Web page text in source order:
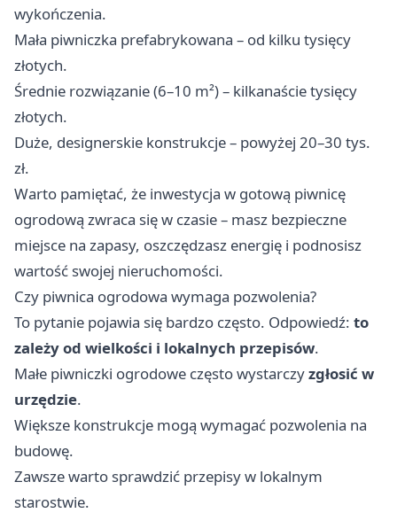
wykończenia.
Mała piwniczka prefabrykowana – od kilku tysięcy
złotych.
Średnie rozwiązanie (6–10 m²) – kilkanaście tysięcy
złotych.
Duże, designerskie konstrukcje – powyżej 20–30 tys.
zł.
Warto pamiętać, że inwestycja w gotową piwnicę
ogrodową zwraca się w czasie – masz bezpieczne
miejsce na zapasy, oszczędzasz energię i podnosisz
wartość swojej nieruchomości.
Czy piwnica ogrodowa wymaga pozwolenia?
To pytanie pojawia się bardzo często. Odpowiedź: to
zależy od wielkości i lokalnych przepisów.
Małe piwniczki ogrodowe często wystarczyzgłosić w
urzędzie.
Większe konstrukcje mogą wymagać pozwolenia na
budowę.
Zawsze warto sprawdzić przepisy w lokalnym
starostwie.